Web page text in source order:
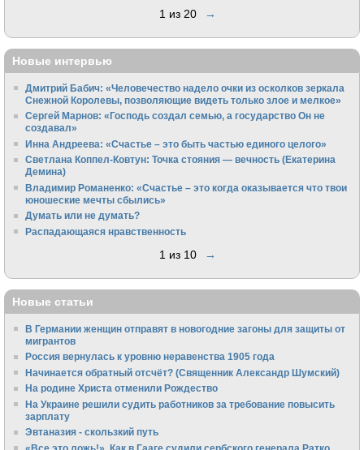
1 из 20 →
Новые интервью
Дмитрий Бабич: «Человечество надело очки из осколков зеркала
Снежной Королевы, позволяющие видеть только злое и мелкое»
Сергей Марнов: «Господь создал семью, а государство Он не
создавал»
Инна Андреева: «Счастье – это быть частью единого целого»
Светлана Коппел-Ковтун: Точка стояния — вечность (Екатерина
Демина)
Владимир Романенко: «Счастье – это когда оказывается что твои
юношеские мечты сбылись»
Думать или не думать?
Распадающаяся нравственность
1 из 10 →
Новые статьи
В Германии женщин отправят в новогодние загоны для защиты от
мигрантов
Россия вернулась к уровню неравенства 1905 года
Начинается обратный отсчёт? (Священник Александр Шумский)
На родине Христа отменили Рождество
На Украине решили судить работников за требование повысить
зарплату
Эвтаназия - скользкий путь
«Все это ложь!». Как в Гааге судили сербского генерала Ратко